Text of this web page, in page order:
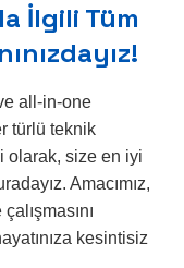
İlgili Tüm
all-in-one
türlü teknik
olarak, size en iyi
Amacımız,
kesintisiz